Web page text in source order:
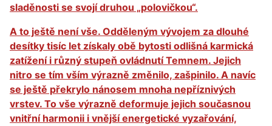
sladěnosti se svojí druhou „polovičkou“.
A to ještě není vše. Odděleným vývojem za dlouhé
desítky tisíc let získaly obě bytosti odlišná karmická
zatížení i různý stupeň ovládnutí Temnem. Jejich
nitro se tím vším výrazně změnilo, zašpinilo. A navíc
se ještě překrylo nánosem mnoha nepříznivých
vrstev. To vše výrazně deformuje jejich současnou
vnitřní harmonii i vnější energetické vyzařování,